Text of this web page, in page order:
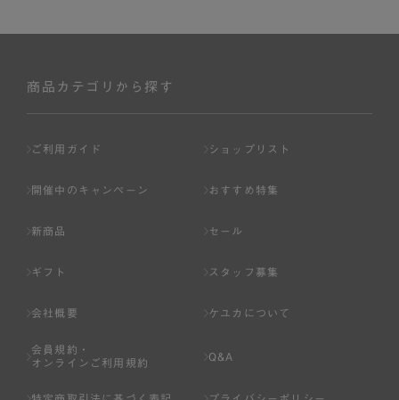
ません。
ページへの入力、または弊社が別途指定する方法に従って
基づき判断した場合は、弊社は、その登録を取り消すこと
のいずれかの事由に該当する場合は、その登録を拒否し、
または事前に通知することなく一旦なされた登録を取り消
商品カテゴリから探す
ご利用ガイド ショップリスト
開催中のキャンペーン おすすめ特集
新商品 セール
ギフト スタッフ募集
会社概要 ケユカについて
会員規約・
オンラインご利用規約
Q&A